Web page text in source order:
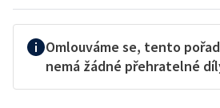
Omlouváme se, tento
nemá žádné přehratelné